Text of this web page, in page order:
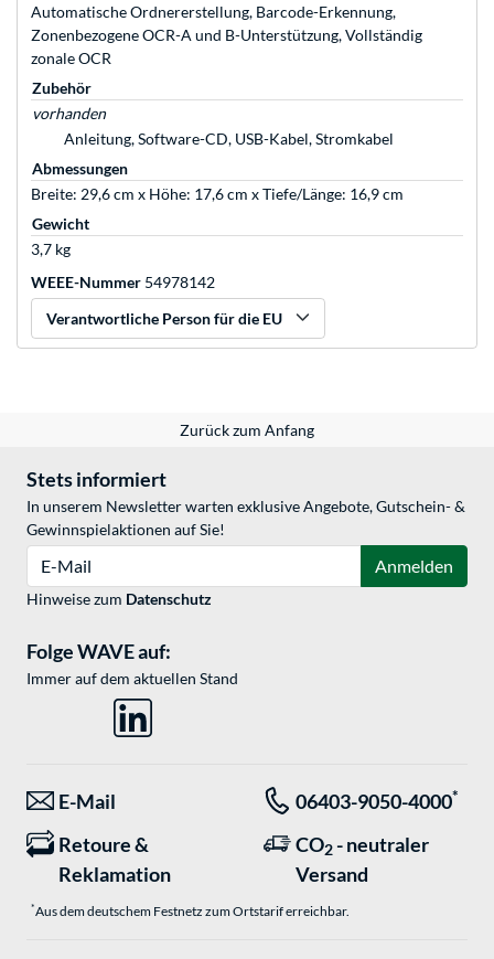
Automatische Ordnererstellung, Barcode-Erkennung,
Zonenbezogene OCR-A und B-Unterstützung, Vollständig
zonale OCR
Zubehör
vorhanden
Anleitung, Software-CD, USB-Kabel, Stromkabel
Abmessungen
Breite: 29,6 cm x Höhe: 17,6 cm x Tiefe/Länge: 16,9 cm
Gewicht
3,7 kg
WEEE-Nummer 54978142
Verantwortliche Person für die EU
Zurück zum Anfang
Stets informiert
In unserem Newsletter warten exklusive Angebote, Gutschein- &
Gewinnspielaktionen auf Sie!
Anmelden
Hinweise zum Datenschutz
Folge WAVE auf:
Immer auf dem aktuellen Stand
E-Mail 06403-9050-4000*
Retoure &
Reklamation
CO2 - neutraler
Versand
*Aus dem deutschem Festnetz zum Ortstarif erreichbar.